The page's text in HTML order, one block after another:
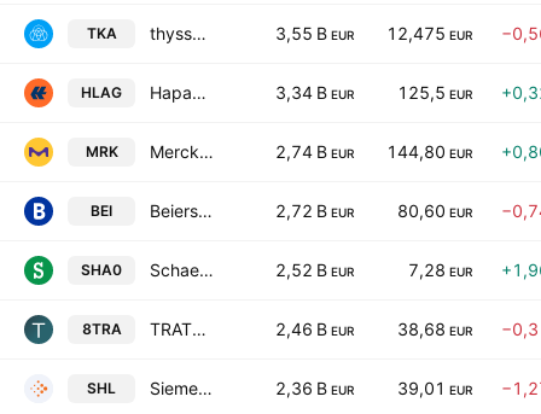
TKA thyssenkrupp AG 3,55 B EUR 12,475 EUR
HLAG Hapag-Lloyd AG 3,34 B EUR 125,5 EUR
MRK Merck KGaA 2,74 B EUR 144,80 EUR
BEI Beiersdorf AG 2,72 B EUR 80,60 EUR
SHA0 Schaeffler AG 2,52 B EUR 7,28 EUR
8TRA TRATON SE 2,46 B EUR 38,68 EUR
SHL Siemens Healthineers AG 2,36 B EUR 39,01 EUR